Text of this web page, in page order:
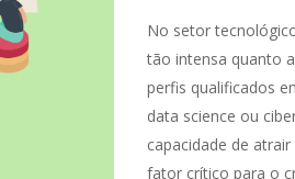
No setor
tão intensa quanto
perfis qualificados
data science ou
capacidade de
fator crítico para o